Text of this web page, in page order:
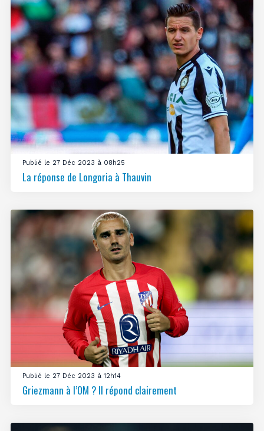
Publié le 27 Déc 2023 à 08h25
La réponse de Longoria à Thauvin
Publié le 27 Déc 2023 à 12h14
Griezmann à l’OM ? Il répond clairement